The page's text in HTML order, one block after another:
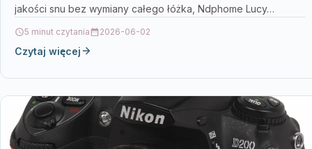
jakości snu bez wymiany całego łóżka, Ndphome Lucy…
5 minut czytania 2026-06-02
Czytaj więcej